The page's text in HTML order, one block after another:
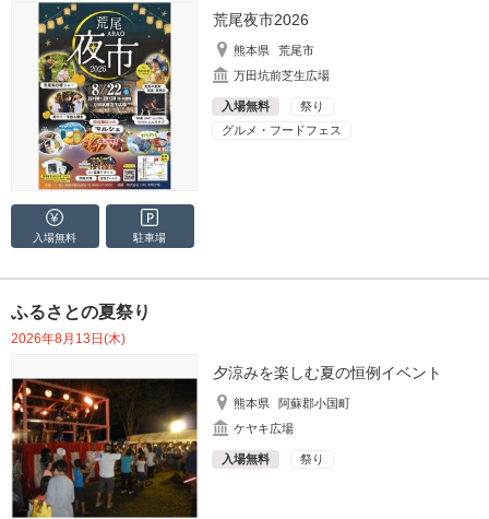
荒尾夜市2026
熊本県
荒尾市
万田坑前芝生広場
入場無料
祭り
グルメ・フードフェス
入場無料 駐車場
ふるさとの夏祭り
2026年8月13日(木)
夕涼みを楽しむ夏の恒例イベント
熊本県
阿蘇郡小国町
ケヤキ広場
入場無料 祭り